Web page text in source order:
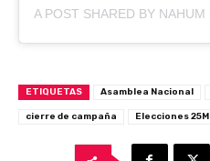
ETIQUETAS Asamblea Nacional
cierre de campaña Elecciones 25M